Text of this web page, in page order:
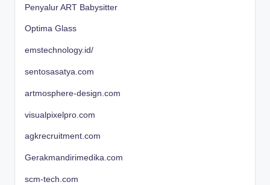
Penyalur ART Babysitter
Optima Glass
emstechnology.id/
sentosasatya.com
artmosphere-design.com
visualpixelpro.com
agkrecruitment.com
Gerakmandirimedika.com
scm-tech.com